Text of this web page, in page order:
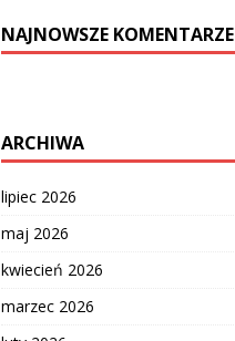
NAJNOWSZE KOMENTARZE
ARCHIWA
lipiec 2026
maj 2026
kwiecień 2026
marzec 2026